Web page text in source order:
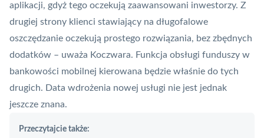
aplikacji, gdyż tego oczekują zaawansowani inwestorzy. Z
drugiej strony klienci stawiający na długofalowe
oszczędzanie oczekują prostego rozwiązania, bez zbędnych
dodatków – uważa Koczwara. Funkcja obsługi funduszy w
bankowości mobilnej kierowana będzie właśnie do tych
drugich. Data wdrożenia nowej usługi nie jest jednak
jeszcze znana.
Przeczytajcie także: